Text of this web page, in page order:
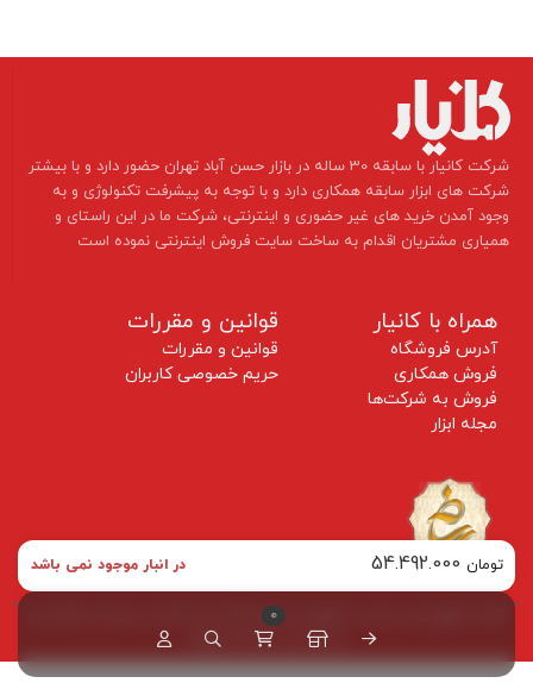
​شرکت کانیار با سابقه 30 ساله در بازار حسن آباد تهران حضور دارد و با بیشتر
شرکت های ابزار سابقه همکاری دارد و با توجه به پیشرفت تکنولوژی و به
وجود آمدن خرید های غیر حضوری و اینترنتی، شرکت ما در این راستای و
همیاری مشتریان اقدام به ساخت سایت فروش اینترنتی نموده است ​​​​​​​
همراه با کانیار
آدرس فروشگاه
فروش همکاری
فروش به شرکت‌ها
مجله ابزار
قوانین و مقررات
قوانین و مقررات
حریم خصوصی کاربران
کلیه حقوق این سایت متعلق به فروشگاه ابزار کانیار می‌باشد. طراحی و
پشتیبانی توسط طرهلو
54.492.000 تومان در انبار موجود نمی باشد
0